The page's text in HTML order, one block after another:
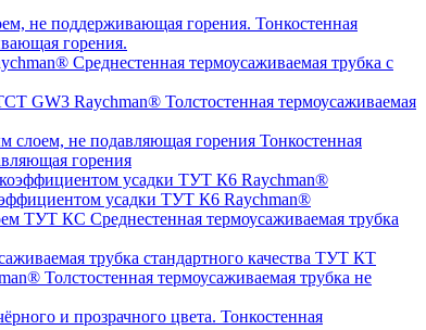
Тонкостенная
горения.
Среднестенная термоусаживаемая трубка c
Толстостенная термоусаживаемая
Тонкостенная
горения
усадки ТУТ К6 Raychman®
Среднестенная термоусаживаемая трубка
трубка стандартного качества ТУТ КТ
Толстостенная термоусаживаемая трубка не
Тонкостенная